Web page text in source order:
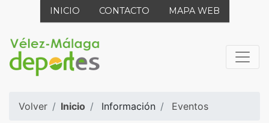
INICIO CONTACTO MAPA WEB
Volver Inicio Información Eventos